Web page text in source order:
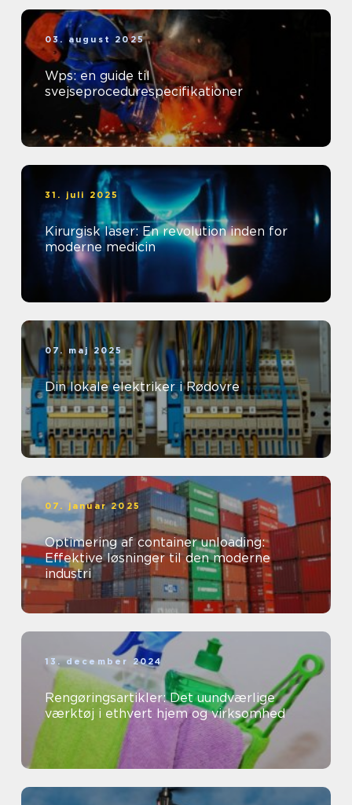
03. august 2025
Wps: en guide til
svejseprocedurespecifikationer
31. juli 2025
Kirurgisk laser: En revolution inden for
moderne medicin
07. maj 2025
Din lokale elektriker i Rødovre
07. januar 2025
Optimering af container unloading:
Effektive løsninger til den moderne
industri
13. december 2024
Rengøringsartikler: Det uundværlige
værktøj i ethvert hjem og virksomhed